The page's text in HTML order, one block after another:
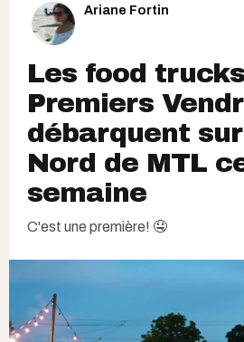
Ariane Fortin
Les food
Premiers
débarquent
Nord de MTL
semaine
C'est une première! 🤤